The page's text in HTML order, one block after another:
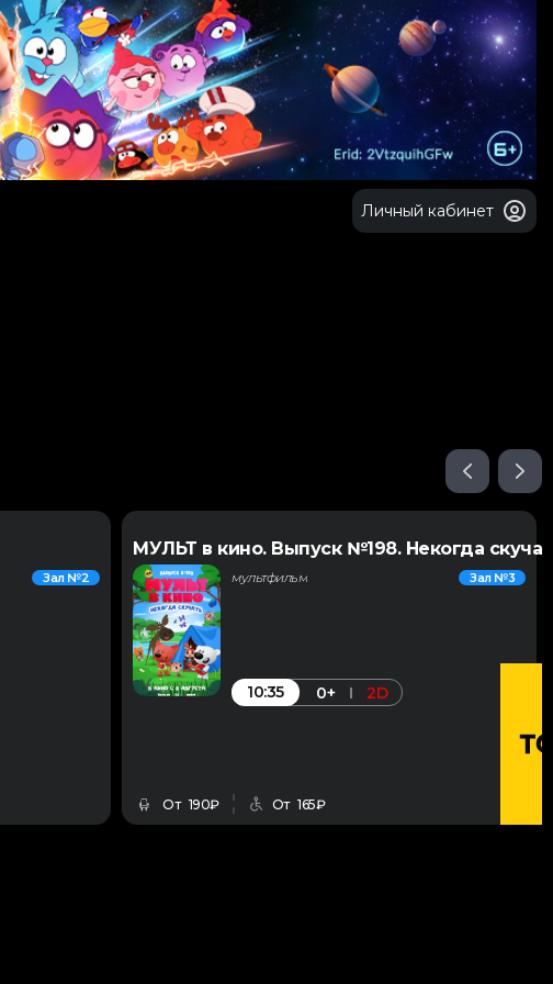
Личный кабинет
Зал №2
МУЛЬТ в кино. Выпуск №198. Некогда
мультфильм Зал №3
10:35 0+ 2D
От 190₽ От 165₽